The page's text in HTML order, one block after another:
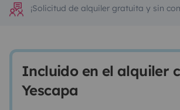
¡Solicitud de alquiler gratuita y sin
Incluido en el alquiler
Yescapa